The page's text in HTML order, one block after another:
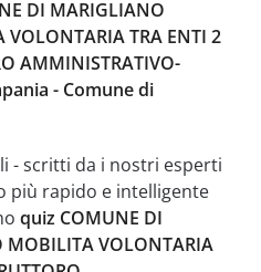
DI MARIGLIANO
VOLONTARIA TRA ENTI 2
AMMINISTRATIVO-
- Comune di
- scritti da i nostri esperti
più rapido e intelligente
quiz COMUNE DI
MOBILITA VOLONTARIA